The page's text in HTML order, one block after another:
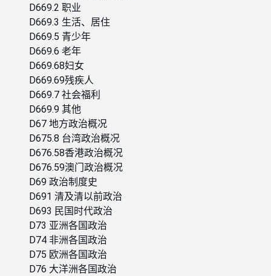
D669.2 职业
D669.3 生活、居住
D669.5 青少年
D669.6 老年
D669.68妇女
D669.69残疾人
D669.7 社会福利
D669.9 其他
D67 地方政治概况
D675.8 台湾政治概况
D676.58香港政治概况
D676.59澳门政治概况
D69 政治制度史
D691 清及清以前政治
D693 民国时代政治
D73 亚洲各国政治
D74 非洲各国政治
D75 欧洲各国政治
D76 大洋洲各国政治